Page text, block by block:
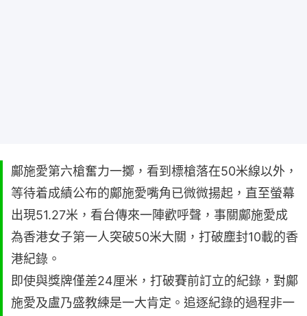
鄺施愛第六槍奮力一擲，看到標槍落在50米線以外，
等待着成績公布的鄺施愛嘴角已微微揚起，直至螢幕
出現51.27米，看台傳來一陣歡呼聲，事關鄺施愛成
為香港女子第一人突破50米大關，打破塵封10載的香
港紀錄。
即使與獎牌僅差24厘米，打破賽前訂立的紀錄，對鄺
施愛及盧乃盛教練是一大肯定。追逐紀錄的過程非一